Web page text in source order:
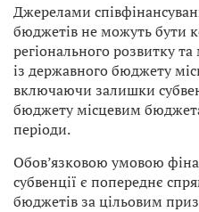
Джерелами
бюджетів не можуть бути
регіонального розвитку
із державного бюджету
включаючи залишки
бюджету місцевим
періоди.
Обов’язковою умовою
субвенції є попереднє
бюджетів за цільовим